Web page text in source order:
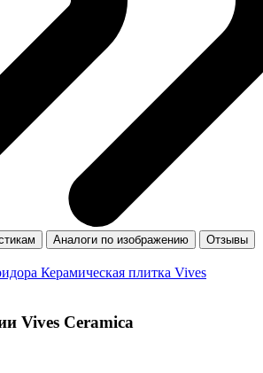
Аналоги по изображению Отзывы
Керамическая плитка Vives
Vives Ceramica